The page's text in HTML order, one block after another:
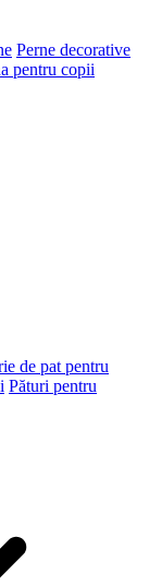
Perne decorative
pentru copii
de pat pentru
Pături pentru